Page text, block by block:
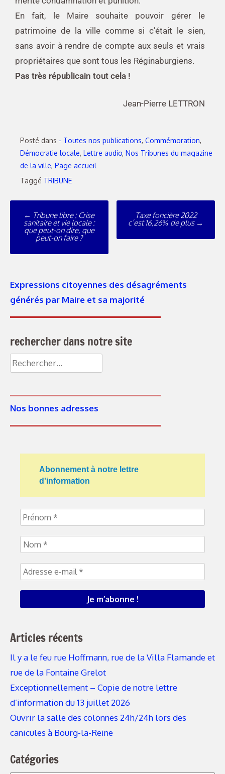
En fait, le Maire souhaite pouvoir gérer le
patrimoine de la ville comme si c’était le sien,
sans avoir à rendre de compte aux seuls et vrais
propriétaires que sont tous les Réginaburgiens.
Pas très républicain tout cela !
Jean-Pierre LETTRON
Posté dans - Toutes nos publications, Commémoration,
Démocratie locale, Lettre audio, Nos Tribunes du magazine
de la ville, Page accueil
Taggé TRIBUNE
← Tribune libre : Crise
sanitaire et vie locale :
que peut-on dire, que
peut-on faire ?
Taxe foncière 2022
c’est 16,26% de plus →
Expressions citoyennes des désagréments
générés par Maire et sa majorité
rechercher dans notre site
Nos bonnes adresses
Abonnement à notre lettre
d'information
Articles récents
Il y a le feu rue Hoffmann, rue de la Villa Flamande et
rue de la Fontaine Grelot
Exceptionnellement – Copie de notre lettre
d’information du 13 juillet 2026
Ouvrir la salle des colonnes 24h/24h lors des
canicules à Bourg-la-Reine
Catégories